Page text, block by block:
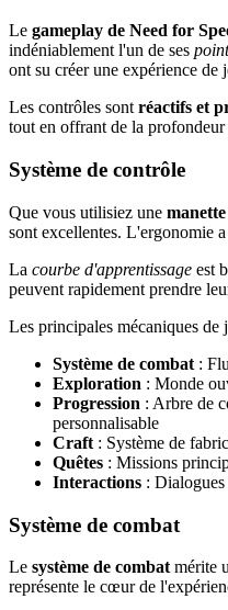
Le gameplay de Need for
indéniablement l'un de ses
ont su créer une expérience de
Les contrôles sontréactifs et
tout en offrant de la
Système de contrôle
Que vous utilisiez une manette
sont excellentes. L'ergonomie
La courbe d'apprentissage est
peuvent rapidement prendre
Les principales mécaniques de
Système de combat :
Exploration : Monde
Progression : Arbre de
personnalisable
Craft : Système de
Quêtes : Missions
Interactions :
Système de combat
Le système de combat mérite
représente le cœur de